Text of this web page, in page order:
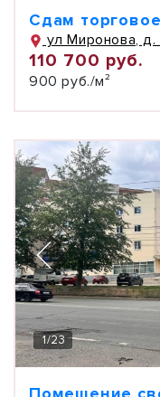
Сдам
ул Миронова, д.
110 700 руб.
900 руб./м²
1/23